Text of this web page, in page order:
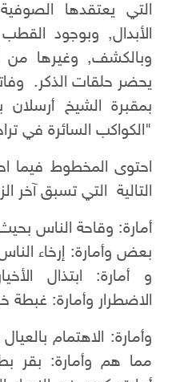
التي يعتقدها
الأبدال, وبوجود
وبالكشف, وغيرها من
بمقبرة الشيخ
"الكواكب السائرة في
احتوى المخطوط فيما
التالية التي تسبق آخر
أمارة: وقاحة الناس
بعض وأمارة: إرخاء
و أمارة: ابتذال
الاضطرار وأمارة: غبطة
وأمارة: الاهتمام
مما هم وأمارة: بقر